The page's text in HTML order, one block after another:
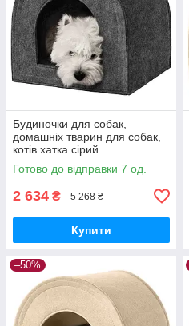
Будиночки для собак,
домашніх тварин для собак,
котів хатка сірий
Готово до відправки 7 од.
2 634 ₴ 5 268 ₴
Купити
–50%